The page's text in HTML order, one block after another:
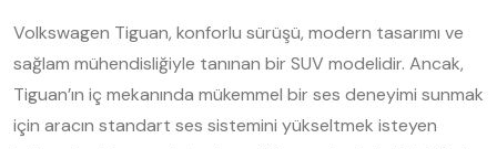
Volkswagen Tiguan, konforlu sürüşü, modern tasarımı ve
sağlam mühendisliğiyle tanınan bir SUV modelidir. Ancak,
Tiguan’ın iç mekanında mükemmel bir ses deneyimi sunmak
için aracın standart ses sistemini yükseltmek isteyen